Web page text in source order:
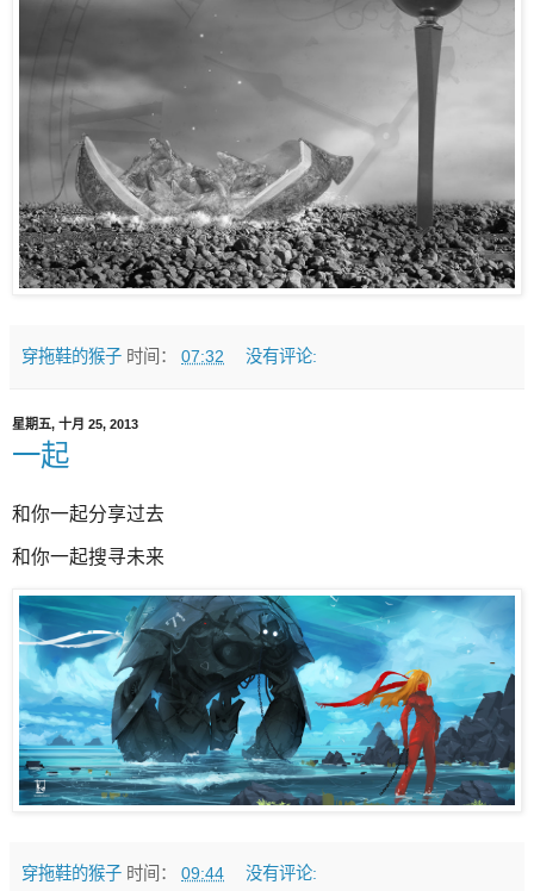
穿拖鞋的猴子 时间： 07:32 没有评论:
星期五, 十月 25, 2013
一起
和你一起分享过去
和你一起搜寻未来
穿拖鞋的猴子 时间： 09:44 没有评论: